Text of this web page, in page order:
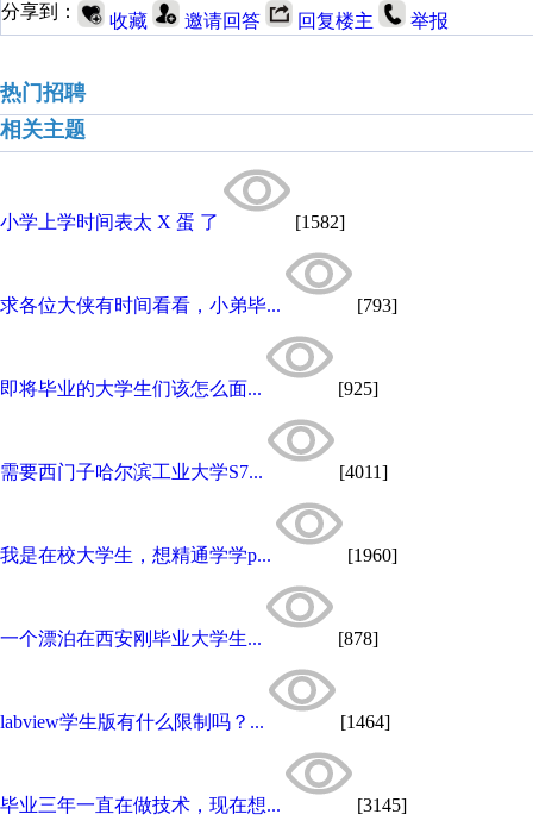
分享到： 收藏 邀请回答 回复楼主 举报
热门招聘
相关主题
小学上学时间表太 X 蛋 了 [1582]
求各位大侠有时间看看，小弟毕... [793]
即将毕业的大学生们该怎么面... [925]
需要西门子哈尔滨工业大学S7... [4011]
我是在校大学生，想精通学学p... [1960]
一个漂泊在西安刚毕业大学生... [878]
labview学生版有什么限制吗？... [1464]
毕业三年一直在做技术，现在想... [3145]